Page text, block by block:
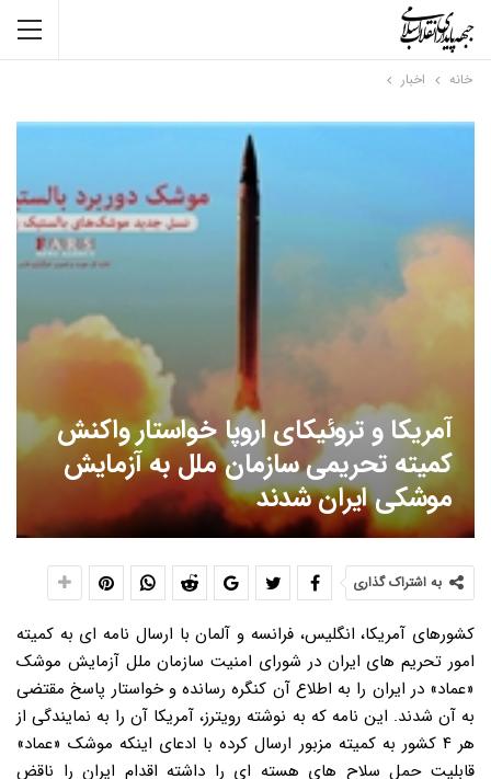
خانه اخبار
آمریکا و تروئیکای اروپا خواستار واکنش
کمیته تحریمی سازمان ملل به آزمایش
موشکی ایران شدند
به اشتراک گذاری
کشورهای آمریکا، انگلیس، فرانسه و آلمان با ارسال نامه ای به کمیته
امور تحریم های ایران در شورای امنیت سازمان ملل آزمایش موشک
«عماد» در ایران را به اطلاع آن کنگره رسانده و خواستار پاسخ مقتضی
به آن شدند. این نامه که به نوشته رویترز، آمریکا آن را به نمایندگی از
هر ۴ کشور به کمیته مزبور ارسال کرده با ادعای اینکه موشک «عماد»
قابلیت حمل سلاح های هسته ای را داشته اقدام ایران را ناقض